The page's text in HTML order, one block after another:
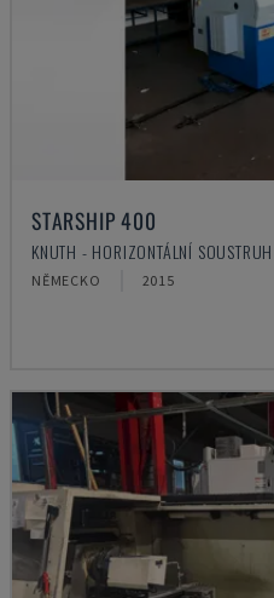
STARSHIP 400
KNUTH - HORIZONTÁLNÍ SOUSTRUH
NĚMECKO 2015